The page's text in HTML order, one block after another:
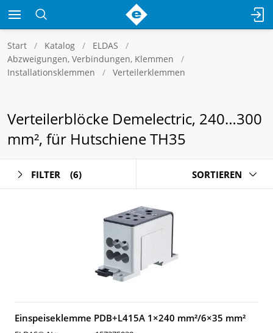
Start Katalog
ELDAS
Abzweigungen, Verbindungen, Klemmen
Installationsklemmen
Verteilerklemmen
Verteilerblöcke Demelectric, 240…300
mm², für Hutschiene TH35
FILTER (6) SORTIEREN
Einspeiseklemme PDB+L415A 1×240 mm²/6×35 mm²